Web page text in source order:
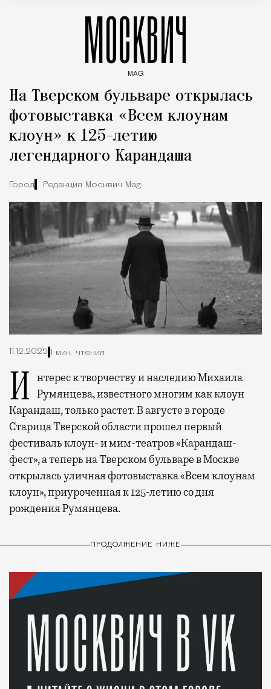
МОСКВИЧ
MAG
На Тверском бульваре открылась
фотовыставка «Всем клоунам
клоун» к 125-летию
легендарного Карандаша
Город Редакция Москвич Mag
11.12.2025 1 мин. чтения
Интерес к творчеству и наследию Михаила Румянцева, известного многим как клоун
Карандаш, только растет. В августе в городе
Старица Тверской области прошел первый
фестиваль клоун- и мим-театров «Карандаш-
фест», а теперь на Тверском бульваре в Москве
открылась уличная фотовыставка «Всем клоунам
клоун», приуроченная к 125-летию со дня
рождения Румянцева.
ПРОДОЛЖЕНИЕ НИЖЕ